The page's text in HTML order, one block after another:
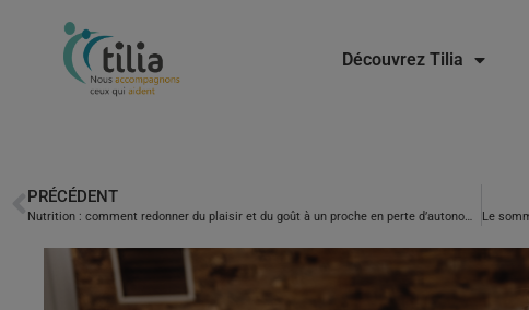
Découvrez Tilia
PRÉCÉDENT
Nutrition : comment redonner du plaisir et du goût à un proche en perte d’autonomie ?